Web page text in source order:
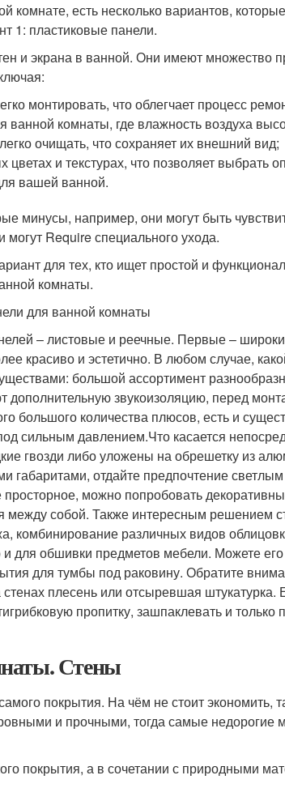
есть несколько вариантов,
1: пластиковые панели.
и экрана в ванной. Они имеют множество
монтировать, что облегчает процесс
ванной комнаты, где влажность воздуха
очищать, что сохраняет их внешний вид;
и текстурах, что позволяет выбрать
вашей ванной.
минусы, например, они могут быть
Require специального ухода.
для тех, кто ищет простой и
комнаты.
– листовые и реечные. Первые –
красиво и эстетично. В любом случае,
большой ассортимент
дополнительную звукоизоляцию, перед
большого количества плюсов, есть и
сильным давлением.Что касается
гвозди либо уложены на обрешетку из
отдайте предпочтение светлым
можно попробовать
между собой. Также интересным решением
комбинирование различных видов
и для обшивки предметов мебели. Можете его
для тумбы под раковину. Обратите
плесень или отсыревшая штукатурка.
пропитку, зашпаклевать и только
Стены
покрытия. На чём не стоит экономить,
и прочными, тогда самые недорогие
покрытия, а в сочетании с природными